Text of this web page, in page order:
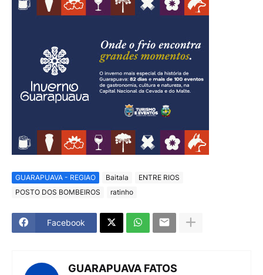
GUARAPUAVA - REGIAO Baitala
ENTRE RIOS
POSTO DOS BOMBEIROS
ratinho
Facebook
GUARAPUAVA FATOS